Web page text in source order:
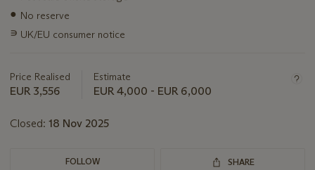
about
this
● No reserve
∍ UK/EU consumer notice
Price Realised
EUR 3,556
Estimate
EUR 4,000 - EUR 6,000
Closed: 18 Nov 2025
FOLLOW SHARE